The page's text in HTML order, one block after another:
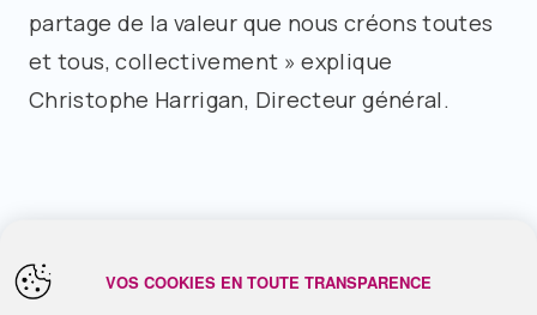
partage de la valeur que nous créons toutes
et tous, collectivement » explique
Christophe Harrigan, Directeur général.
VOS COOKIES EN TOUTE TRANSPARENCE